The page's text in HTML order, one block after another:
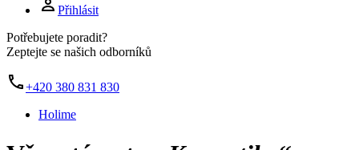
Přihlásit
Potřebujete poradit?
Zeptejte se našich odborníků
+420 380 831 830
Holime